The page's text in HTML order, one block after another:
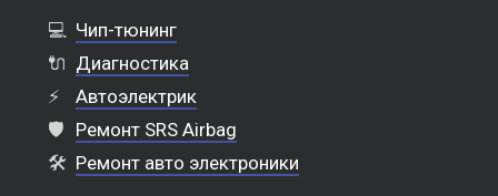
💻 Чип-тюнинг
🔌 Диагностика
⚡
Автоэлектрик
🛡️ Ремонт SRS Airbag
🛠️ Ремонт авто электроники